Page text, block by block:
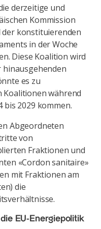
derzeitige und
Kommission
der konstituierenden
in der Woche
Diese Koalition wird
es zu
Koalitionen während
2029 kommen.
Abgeordneten
von
Fraktionen und
«Cordon sanitaire»
mit Fraktionen am
die
EU-Energiepolitik